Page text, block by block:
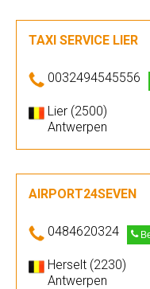
TAXI SERVICE LIER
0032494545556
Lier (2500)
Antwerpen
AIRPORT24SEVEN
0484620324
Herselt (2230)
Antwerpen